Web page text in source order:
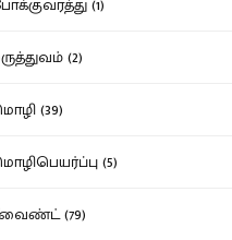
(2)
(39)
(5)
(79)